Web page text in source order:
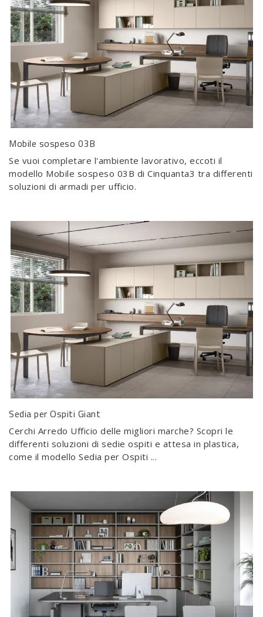
Mobile sospeso 03B
Se vuoi completare l'ambiente lavorativo, eccoti il
modello Mobile sospeso 03B di Cinquanta3 tra differenti
soluzioni di armadi per ufficio.
Sedia per Ospiti Giant
Cerchi Arredo Ufficio delle migliori marche? Scopri le
differenti soluzioni di sedie ospiti e attesa in plastica,
come il modello Sedia per Ospiti ...